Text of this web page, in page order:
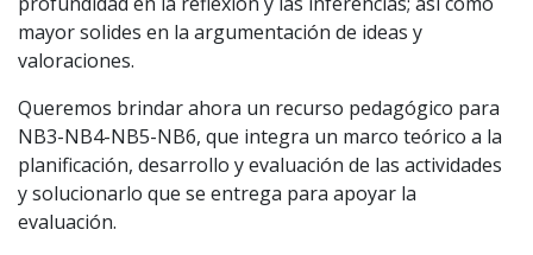
mayor solides en la argumentación de ideas y
valoraciones.
Queremos brindar ahora un recurso pedagógico para
NB3-NB4-NB5-NB6, que integra un marco teórico a la
planificación, desarrollo y evaluación de las actividades
y solucionarlo que se entrega para apoyar la
evaluación.